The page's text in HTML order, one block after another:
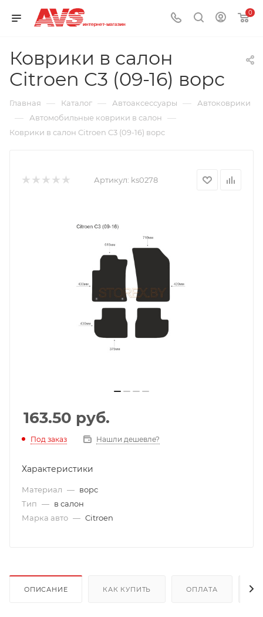
0
Коврики в салон
Citroen C3 (09-16) ворс
Главная — Каталог — Автоаксессуары — Автоковрики
— Автомобильные коврики в салон —
Коврики в салон Citroen C3 (09-16) ворс
Артикул: ks0278
163.50 руб.
Под заказ Нашли дешевле?
Характеристики
Материал — ворс
Тип — в салон
Марка авто — Citroen
ОПИСАНИЕ КАК КУПИТЬ ОПЛАТА